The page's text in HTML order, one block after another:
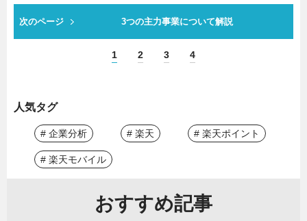
次のページ 3つの主力事業について解説
1 2 3 4
人気タグ
# 企業分析 # 楽天 # 楽天ポイント
# 楽天モバイル
おすすめ記事